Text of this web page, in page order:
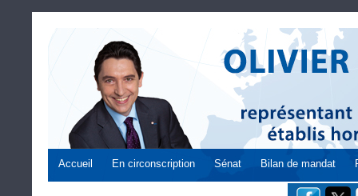
Accueil En circonscription Sénat Bilan de mandat